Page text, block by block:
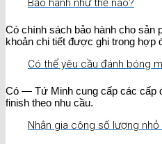
Bảo hành như thế nào?
Có chính sách bảo hành cho sản
khoản chi tiết được ghi trong hợp
Có thể yêu cầu đánh bóng
Có — Tứ Minh cung cấp các cấp
finish theo nhu cầu.
Nhận gia công số lượng nhỏ